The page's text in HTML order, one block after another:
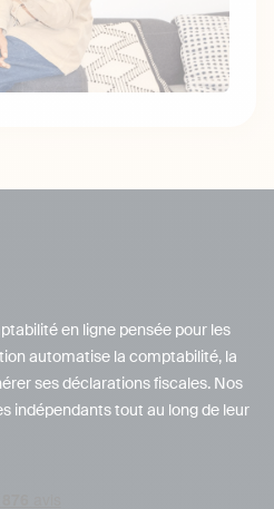
en ligne pensée pour les
automatise la comptabilité, la
ses déclarations fiscales. Nos
indépendants tout au long de leur